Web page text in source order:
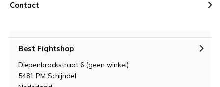
Contact
Best Fightshop
Diepenbrockstraat 6 (geen winkel)
5481 PM Schijndel